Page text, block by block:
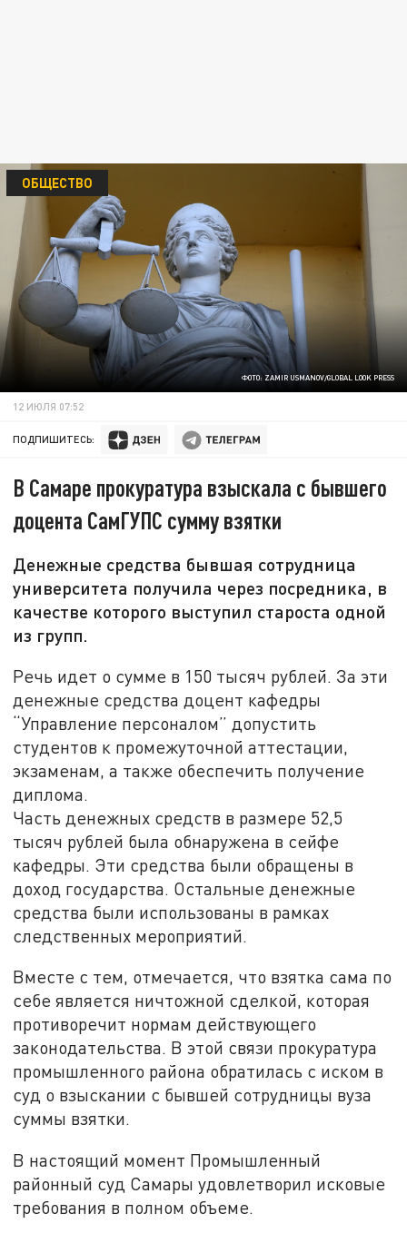
ФОТО: ZAMIR USMANOV/GLOBAL LOOK PRESS
ОБЩЕСТВО
12 ИЮЛЯ 07:52
ПОДПИШИТЕСЬ:
В Самаре прокуратура взыскала с бывшего
доцента СамГУПС сумму взятки
Денежные средства бывшая сотрудница
университета получила через посредника, в
качестве которого выступил староста одной
из групп.
Речь идет о сумме в 150 тысяч рублей. За эти
денежные средства доцент кафедры
“Управление персоналом” допустить
студентов к промежуточной аттестации,
экзаменам, а также обеспечить получение
диплома.
Часть денежных средств в размере 52,5
тысяч рублей была обнаружена в сейфе
кафедры. Эти средства были обращены в
доход государства. Остальные денежные
средства были использованы в рамках
следственных мероприятий.
Вместе с тем, отмечается, что взятка сама по
себе является ничтожной сделкой, которая
противоречит нормам действующего
законодательства. В этой связи прокуратура
промышленного района обратилась с иском в
суд о взыскании с бывшей сотрудницы вуза
суммы взятки.
В настоящий момент Промышленный
районный суд Самары удовлетворил исковые
требования в полном объеме.